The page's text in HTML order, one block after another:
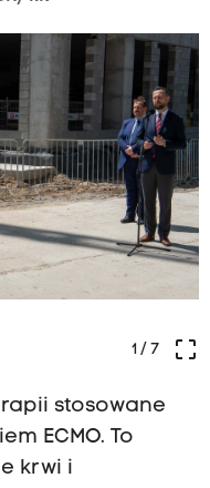
crop_free
1 / 7
stosowane
ECMO. To
krwi i